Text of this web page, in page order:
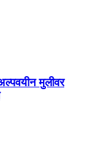
मुलीवर